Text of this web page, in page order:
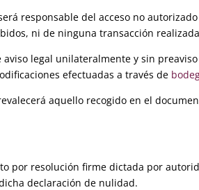
responsable del acceso no
ni de ninguna transacción
aviso legal unilateralmente y sin
efectuadas a través de
aquello recogido en el
por resolución firme dictada por
declaración de nulidad.